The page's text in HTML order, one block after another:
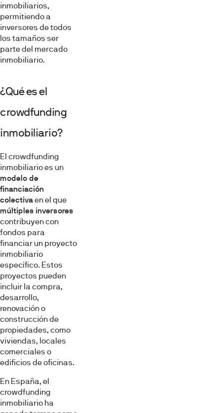
inmobiliarios,
permitiendo a
inversores de todos
los tamaños ser
parte del mercado
inmobiliario.
¿Qué es el
crowdfunding
inmobiliario?
El crowdfunding
inmobiliario es un
modelo de
financiación
colectivaen el que
múltiples inversores
contribuyen con
fondos para
financiar un proyecto
inmobiliario
específico. Estos
proyectos pueden
incluir la compra,
desarrollo,
renovación o
construcción de
propiedades, como
viviendas, locales
comerciales o
edificios de oficinas.
En España, el
crowdfunding
inmobiliario ha